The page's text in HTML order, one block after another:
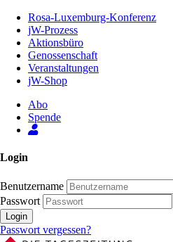
Inhalt
Seite
Rosa-Luxemburg-Konferenz
jW-Prozess
Aktionsbüro
Genossenschaft
Veranstaltungen
jW-Shop
Abo
Spende
Login
Benutzername
Passwort
Login
Passwort vergessen?